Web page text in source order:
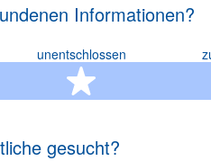
Informationen?
unentschlossen
3 Sterne
gesucht?